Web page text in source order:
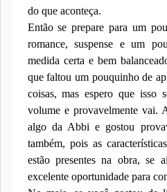
do que aconteça.
Então se prepare para um
romance, suspense e um
medida certa e bem
que faltou um pouquinho de
coisas, mas espero que isso
volume e provavelmente vai.
algo da Abbi e gostou
também, pois as
estão presentes na obra, se
excelente oportunidade para